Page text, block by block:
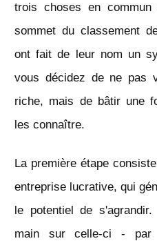
trois choses en
sommet du classement
ont fait de leur nom un
vous décidez de ne pas
riche, mais de bâtir une
les connaître.
La première étape
entreprise lucrative, qui
le potentiel de
main sur celle-ci - par